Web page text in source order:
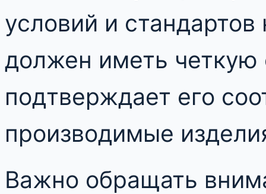
условий и
должен иметь четкую
подтверждает его
производимые
Важно обращать